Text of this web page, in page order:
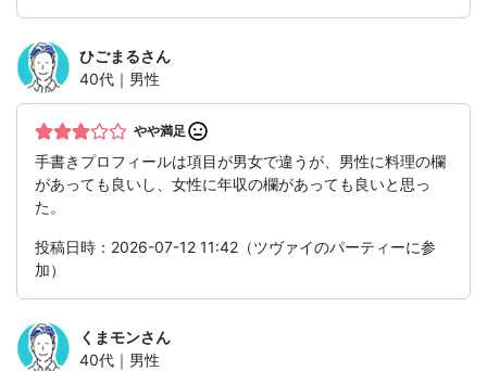
ひごまるさん
40代｜男性
やや満足
手書きプロフィールは項目が男女で違うが、男性に料理の欄
があっても良いし、女性に年収の欄があっても良いと思っ
た。
投稿日時：2026-07-12 11:42（ツヴァイのパーティーに参
加）
くまモンさん
40代｜男性